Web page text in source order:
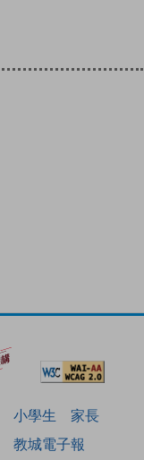
小學生
家長
教城電子報